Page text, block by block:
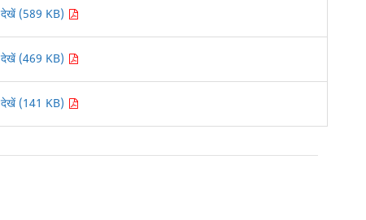
देखें (589 KB)
देखें (469 KB)
देखें (141 KB)